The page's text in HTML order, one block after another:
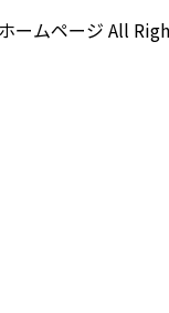
ームページ All